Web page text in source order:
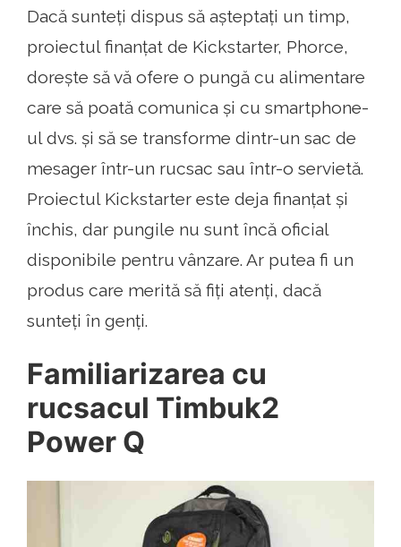
Dacă sunteți dispus să așteptați un timp,
proiectul finanțat de Kickstarter, Phorce,
dorește să vă ofere o pungă cu alimentare
care să poată comunica și cu smartphone-
ul dvs. și să se transforme dintr-un sac de
mesager într-un rucsac sau într-o servietă.
Proiectul Kickstarter este deja finanțat și
închis, dar pungile nu sunt încă oficial
disponibile pentru vânzare. Ar putea fi un
produs care merită să fiți atenți, dacă
sunteți în genți.
Familiarizarea cu
rucsacul Timbuk2
Power Q